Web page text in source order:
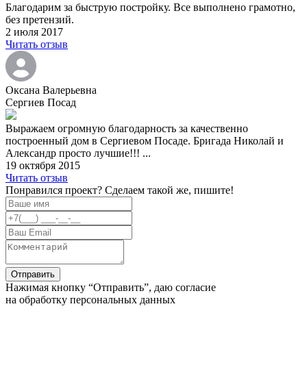
Благодарим за быструю постройку. Все выполнено грамотно,
без претензий.
2 июля 2017
Читать отзыв
Оксана Валерьевна
Сергиев Посад
Выражаем огромную благодарность за качественно
построенный дом в Сергиевом Посаде. Бригада Николай и
Александр просто лучшие!!! ...
19 октября 2015
Читать отзыв
Понравился проект? Сделаем такой же, пишите!
Нажимая кнопку “Отправить”, даю согласие
на обработку персональных данных